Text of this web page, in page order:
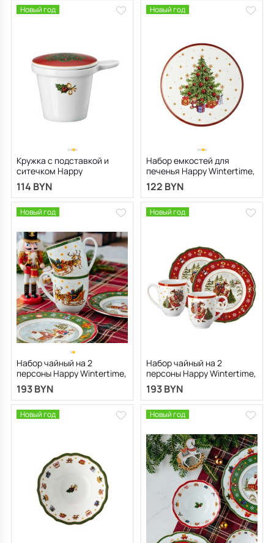
Новый год
Кружка с подставкой и
ситечком Happy
Wintertime 360 мл
114 BYN
Новый год
Набор емкостей для
печенья Happy Wintertime,
3 шт
122 BYN
Новый год
Набор чайный на 2
персоны Happy Wintertime,
4 предмета, зеленый
193 BYN
Новый год
Набор чайный на 2
персоны Happy Wintertime,
4 предмета, красный
193 BYN
Новый год Новый год